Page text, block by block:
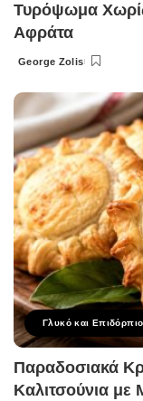
Τυρόψωμα
Αφράτα
Posted
George Zolis
Γλυκό και Επιδόρπιο
Παραδοσιακά
Καλιτσούνια με